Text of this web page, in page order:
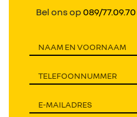
Bel ons op 089/77.09.70